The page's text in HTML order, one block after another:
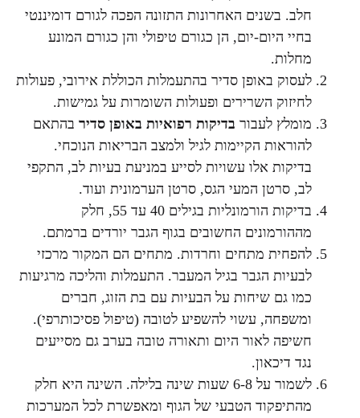
חלב. בשנים האחרונות התזונה הפכה לגורם דומיננטי
בחיי היום-יום, הן כגורם טיפולי והן כגורם המונע
מחלות.
לעסוק באופן סדיר בהתעמלות הכוללת אירובי, פעולות
לחיזוק השרירים ופעולות השומרות על גמישות.
מומלץ לעבור בדיקות רפואיות באופן סדיר בהתאם
להוראות הקיימות לגיל ולמצב הבריאות הנוכחי.
בדיקות אלו עשויות לסייע במניעת בעיות לב, התקפי
לב, סרטן המעי הגס, סרטן הערמונית ועוד.
בדיקות הורמונליות בגילים 40 עד 55, חלק
מההורמונים החשובים בגוף הגבר יורדים ברמתם.
להפחית מתחים וחרדות. מתחים הם המקור מרכזי
לבעיות הגבר בגיל המעבר. התעמלות והליכה מרגיעות
כמו גם שיחות על הבעיות עם בת הזוג, חברים
ומשפחה, עשוי להשפיע לטובה (טיפול פסיכותרפי).
חשיפה לאור היום ותאורה טובה בערב גם מסייעים
נגד דיכאון.
לשמור על 6-8 שעות שינה בלילה. השינה היא חלק
מהתיפקוד הטבעי של הגוף ומאפשרת לכל המערכות